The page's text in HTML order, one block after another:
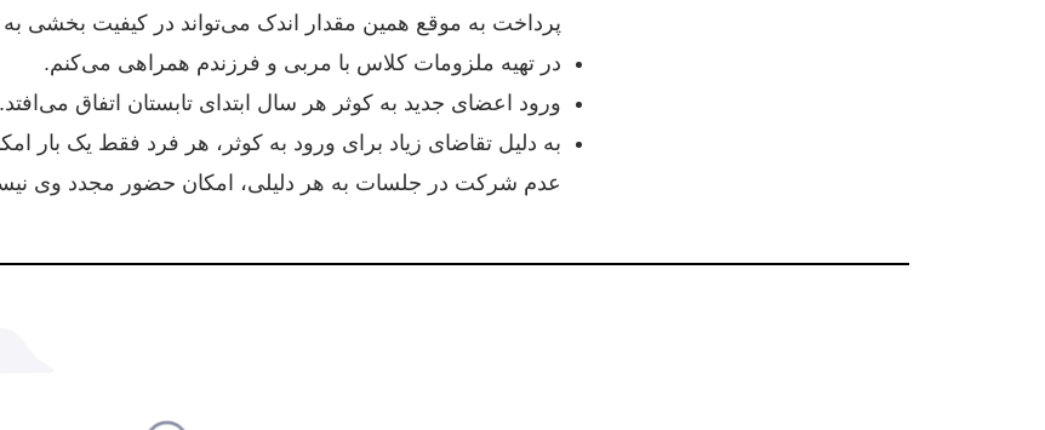
پرداخت به موقع همین مقدار اندک می‌تواند در کیفیت بخشی به
در تهیه ملزومات کلاس با مربی و فرزندم همراهی می‌کنم.
ورود اعضای جدید به کوثر هر سال ابتدای تابستان اتفاق می‌افتد.
به دلیل تقاضای زیاد برای ورود به کوثر، هر فرد فقط یک بار
عدم شرکت در جلسات به هر دلیلی، امکان حضور مجدد وی